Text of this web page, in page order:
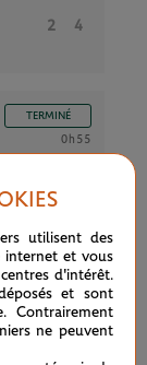
2 4
TERMINÉ
0h55
0 1
TERMINÉ
utilisent des
internet et vous
d'intérêt.
et sont
Contrairement
ne peuvent